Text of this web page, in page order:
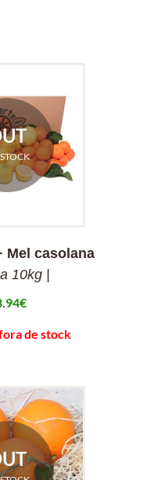
Mel casolana
10kg |
€
de stock